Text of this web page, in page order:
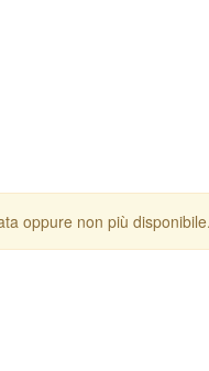
oppure non più disponibile.